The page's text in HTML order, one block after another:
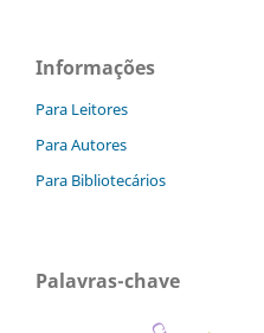
Informações
Para Leitores
Para Autores
Para Bibliotecários
Palavras-chave